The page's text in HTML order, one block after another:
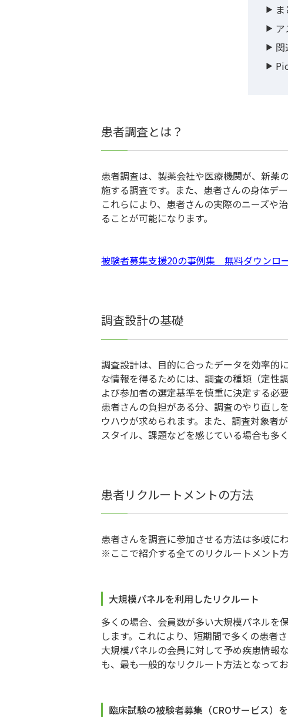
関
患者調査とは？
患者調査は、製薬会社や医療機関が、新薬
施する調査です。また、患者さんの身体デ
これらにより、患者さんの実際のニーズや
ることが可能になります。
被験者募集支援20の事例集 無料ダウンロ
調査設計の基礎
調査設計は、目的に合ったデータを効率的
な情報を得るためには、調査の種類（定性
よび参加者の選定基準を慎重に決定する必要
患者さんの負担がある分、調査のやり直し
ウハウが求められます。また、調査対象者
スタイル、課題などを感じている場合も多
患者リクルートメントの方法
患者さんを調査に参加させる方法は多岐に
※ここで紹介する全てのリクルートメント
大規模パネルを利用したリクルート
多くの場合、会員数が多い大規模パネルを
します。これにより、短期間で多くの患者
大規模パネルの会員に対して予め疾患情報
も、最も一般的なリクルート方法となってお
臨床試験の被験者募集（CROサービス）